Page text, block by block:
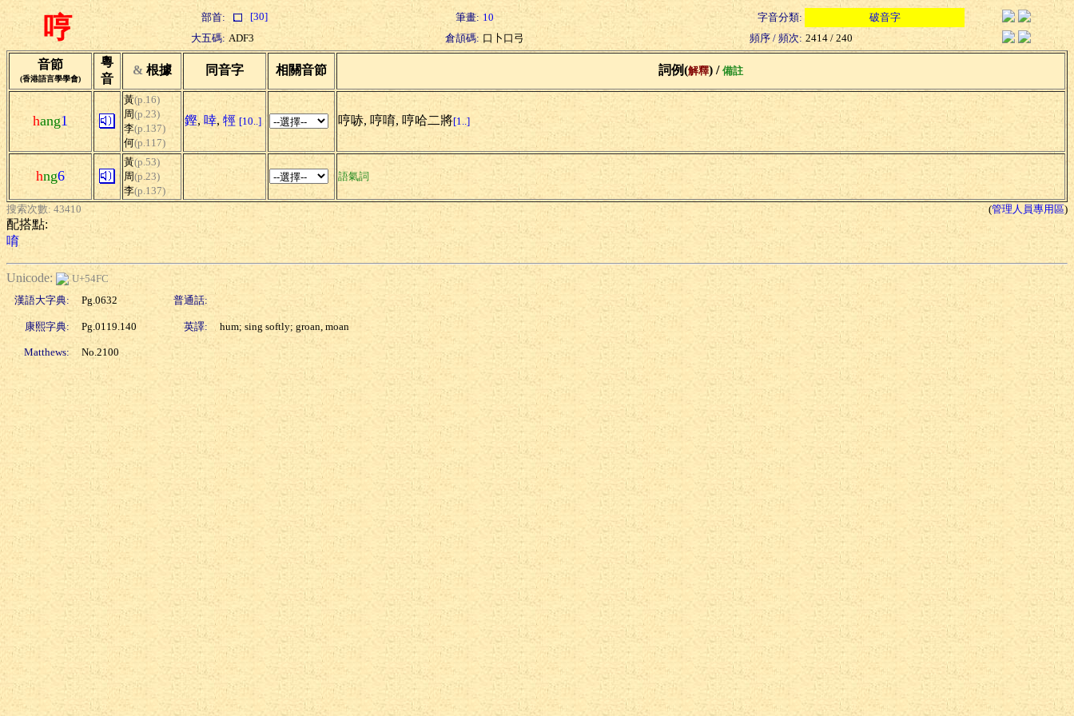
哼 部首: [30] 筆畫: 10 字音分類:
破音字
大五碼: ADF3 倉頡碼: 口卜口弓 頻序 / 頻次: 2414 / 240
音節
(香港語言學學會)
粵
音
& 根據 同音字 相關音節 詞例(解釋) / 備註
hang1
黃(p.16)
周(p.23)
李(p.137)
何(p.117)
鏗, 啈, 牼 [10..] 哼哧, 哼唷, 哼哈二將[1..]
hng6
黃(p.53)
周(p.23)
李(p.137)
語氣詞
搜索次數: 43410 (管理人員專用區)
配搭點:
唷
Unicode:
U+54FC
漢語大字典:
Pg.0632 普通話:
康熙字典: Pg.0119.140 英譯: hum; sing softly; groan, moan
Matthews: No.2100